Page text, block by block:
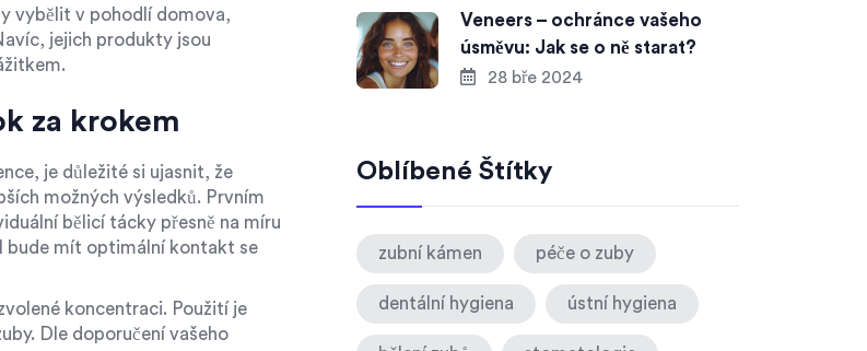
vybělit v pohodlí domova,
jejich produkty jsou
za krokem
je důležité si ujasnit, že
možných výsledků. Prvním
bělicí tácky přesně na míru
bude mít optimální kontakt se
koncentraci. Použití je
Dle doporučení vašeho
Veneers – ochránce vašeho
úsměvu: Jak se o ně starat?
28 bře 2024
Oblíbené Štítky
zubní kámen péče o zuby
dentální hygiena ústní hygiena